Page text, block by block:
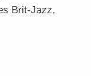
Brit-Jazz,